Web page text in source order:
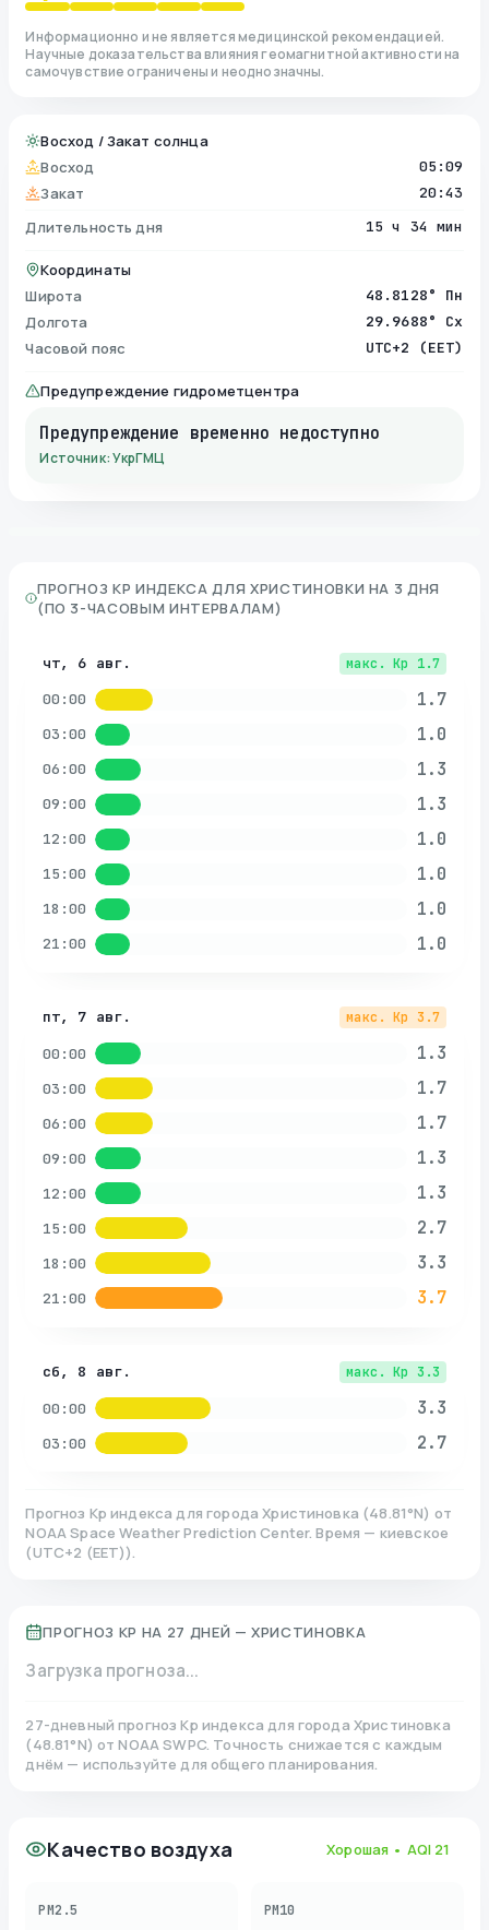
Информационно и не является медицинской рекомендацией.
Научные доказательства влияния геомагнитной активности на
самочувствие ограничены и неоднозначны.
Восход / Закат солнца
Восход
05:09
Закат 20:43
Длительность дня 15 ч 34 мин
Координаты
Широта
48.8128° Пн
Долгота 29.9688° Сх
Часовой пояс UTC+2 (EET)
Предупреждение гидрометцентра
Предупреждение временно недоступно
Источник: УкрГМЦ
ПРОГНОЗ KP ИНДЕКСА ДЛЯ ХРИСТИНОВКИ НА 3 ДНЯ
(ПО 3-ЧАСОВЫМ ИНТЕРВАЛАМ)
чт, 6 авг. макс. Kp 1.7
00:00 1.7
03:00 1.0
06:00 1.3
09:00 1.3
12:00 1.0
15:00 1.0
18:00 1.0
21:00 1.0
пт, 7 авг. макс. Kp 3.7
00:00 1.3
03:00 1.7
06:00 1.7
09:00 1.3
12:00 1.3
15:00 2.7
18:00 3.3
21:00 3.7
сб, 8 авг. макс. Kp 3.3
00:00 3.3
03:00 2.7
Прогноз Kp индекса для города Христиновка (48.81°N) от
NOAA Space Weather Prediction Center. Время — киевское
(UTC+2 (EET)).
ПРОГНОЗ KP НА 27 ДНЕЙ — ХРИСТИНОВКА
Загрузка прогноза...
27-дневный прогноз Kp индекса для города Христиновка
(48.81°N)от NOAA SWPC. Точность снижается с каждым
днём — используйте для общего планирования.
Качество воздуха Хорошая • AQI 21
PM2.5 PM10